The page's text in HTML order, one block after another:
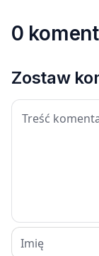
0
Zostaw